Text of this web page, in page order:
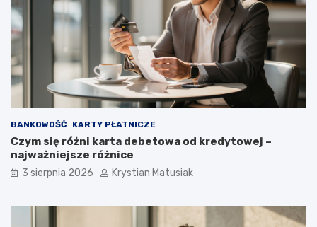
BANKOWOŚĆ KARTY PŁATNICZE
Czym się różni karta debetowa od kredytowej –
najważniejsze różnice
3 sierpnia 2026 Krystian Matusiak